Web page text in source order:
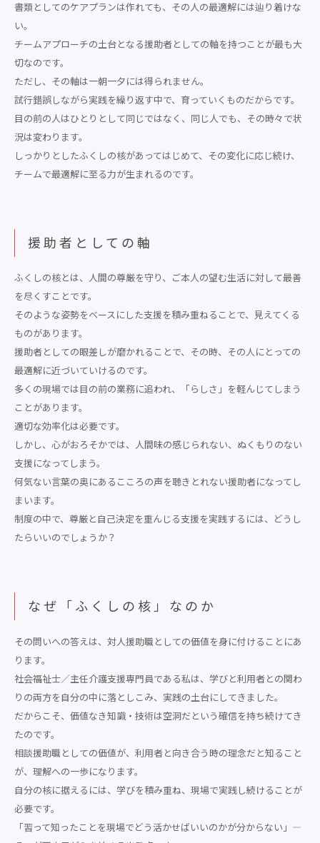
書類としてのケアプランは作れても、その人の最適解には辿り着けな
い。
チームアプローチの土台となる援助者としての軸を持つことが最も大
切なのです。
ただし、その軸は一朝一夕には得られません。
試行錯誤しながら実践を繰り返す中で、育っていくものだからです。
目の前の人はひとりとして同じではなく、同じ人でも、その時々で状
況は変わります。
しっかりとしたふくしの核があってはじめて、その変化に応じ続け、
チームで最適解に至る力が生まれるのです。
援助者としての軸
ふくしの核とは、人間の尊厳を守り、ご本人の望む生活に対して最善
を尽くすことです。
そのような姿勢をベースにした支援を積み重ねることで、見えてくる
ものがあります。
援助者としての眼差しが磨かれることで、その時、その人にとっての
最適解に近づいていけるのです。
多くの現場では目の前の業務に追われ、「らしさ」を軽んじてしまう
ことがあります。
適切な効率化は必要です。
しかし、心がおろそかでは、人間味の感じられない、ぬくもりのない
支援になってしまう。
何気ない言葉の奥にあるこころの声を聴きとれない援助者になってし
まいます。
制度の中で、尊厳と自己決定を重んじる支援を実践するには、どうし
たらいいのでしょうか？
なぜ「ふくしの核」なのか
その問いへの答えは、対人援助職としての価値を身に付けることにあ
ります。
社会福祉士／主任介護支援専門員である私は、学びと利用者との関わ
りの両方を自分の中に落としこみ、実践の土台にしてきました。
だからこそ、価値なき知識・技術は空洞だという確信を持ち続けてき
たのです。
相談援助職としての価値が、利用者と向き合う時の理念だと知ること
が、理解への一歩になります。
自分の核に据えるには、学びを積み重ね、現場で実践し続けることが
必要です。
「習って知ったことを現場でどう活かせばいいのかが分からない」―